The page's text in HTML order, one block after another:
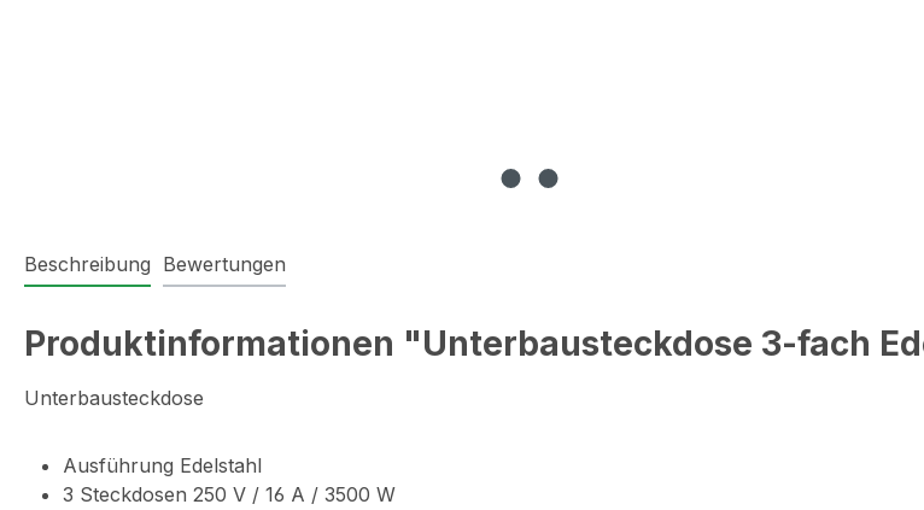
Beschreibung Bewertungen
Produktinformationen "Unterbausteckdose 3-fach
Unterbausteckdose
Ausführung Edelstahl
3 Steckdosen 250 V / 16 A / 3500 W